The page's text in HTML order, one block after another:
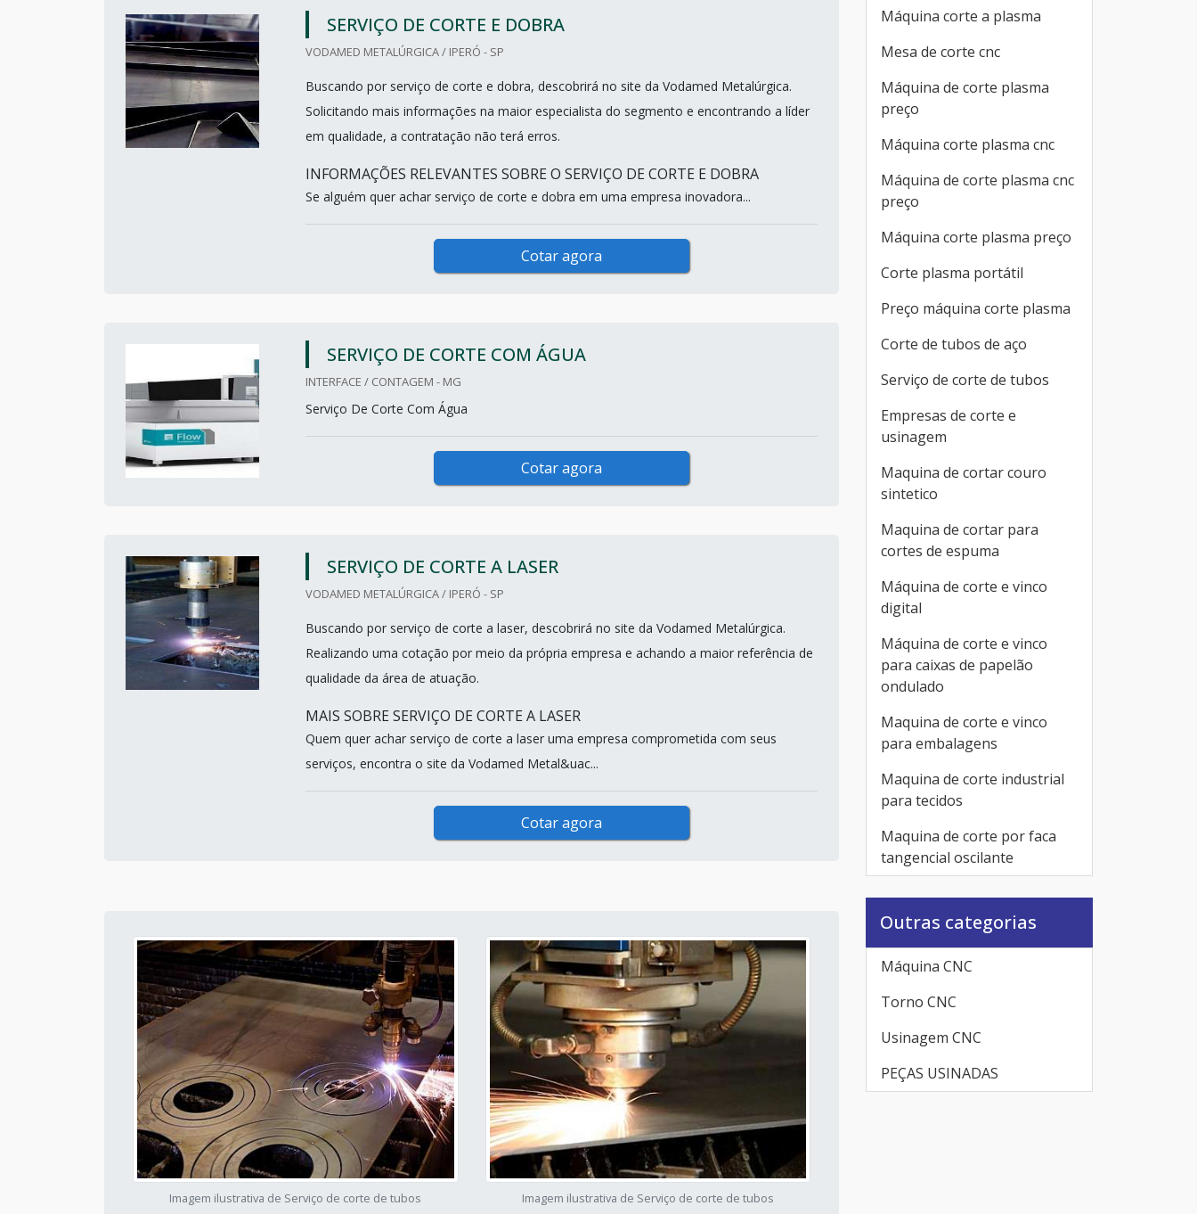
SERVIÇO DE CORTE E DOBRA
VODAMED METALÚRGICA / IPERÓ - SP
Buscando por serviço de corte e dobra, descobrirá no site da Vodamed Metalúrgica.
Solicitando mais informações na maior especialista do segmento e encontrando a líder
em qualidade, a contratação não terá erros.
INFORMAÇÕES RELEVANTES SOBRE O SERVIÇO DE CORTE E DOBRA
Se alguém quer achar serviço de corte e dobra em uma empresa inovadora...
Cotar agora
SERVIÇO DE CORTE COM ÁGUA
INTERFACE / CONTAGEM - MG
Serviço De Corte Com Água
Cotar agora
SERVIÇO DE CORTE A LASER
VODAMED METALÚRGICA / IPERÓ - SP
Buscando por serviço de corte a laser, descobrirá no site da Vodamed Metalúrgica.
Realizando uma cotação por meio da própria empresa e achando a maior referência de
qualidade da área de atuação.
MAIS SOBRE SERVIÇO DE CORTE A LASER
Quem quer achar serviço de corte a laser uma empresa comprometida com seus
serviços, encontra o site da Vodamed Metal&uac...
Cotar agora
Imagem ilustrativa de Serviço de corte de tubos Imagem ilustrativa de Serviço de corte de tubos
Máquina corte a plasma
Mesa de corte cnc
Máquina de corte plasma
preço
Máquina corte plasma cnc
Máquina de corte plasma cnc
preço
Máquina corte plasma preço
Corte plasma portátil
Preço máquina corte plasma
Corte de tubos de aço
Serviço de corte de tubos
Empresas de corte e
usinagem
Maquina de cortar couro
sintetico
Maquina de cortar para
cortes de espuma
Máquina de corte e vinco
digital
Máquina de corte e vinco
para caixas de papelão
ondulado
Maquina de corte e vinco
para embalagens
Maquina de corte industrial
para tecidos
Maquina de corte por faca
tangencial oscilante
Outras categorias
Máquina CNC
Torno CNC
Usinagem CNC
PEÇAS USINADAS